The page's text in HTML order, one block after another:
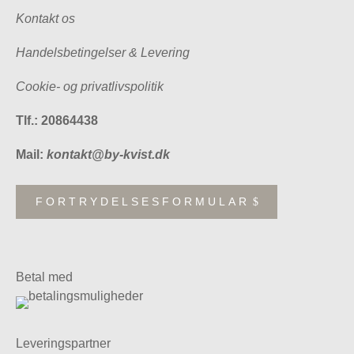
Kontakt os
Handelsbetingelser & Levering
Cookie- og privatlivspolitik
Tlf.: 20864438
Mail: kontakt@by-kvist.dk
FORTRYDELSESFORMULAR
Betal med
Leveringspartner